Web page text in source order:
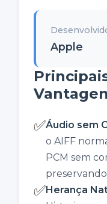
Apple
✅Áudio sem
o AIFF
PCM sem
✅Herança